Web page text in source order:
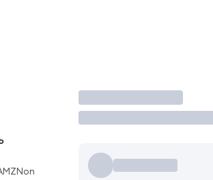
Торговать